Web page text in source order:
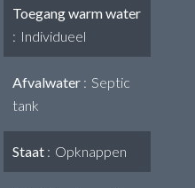
Toegang warm water
Individueel
Afvalwater
Septic
tank
Staat Opknappen